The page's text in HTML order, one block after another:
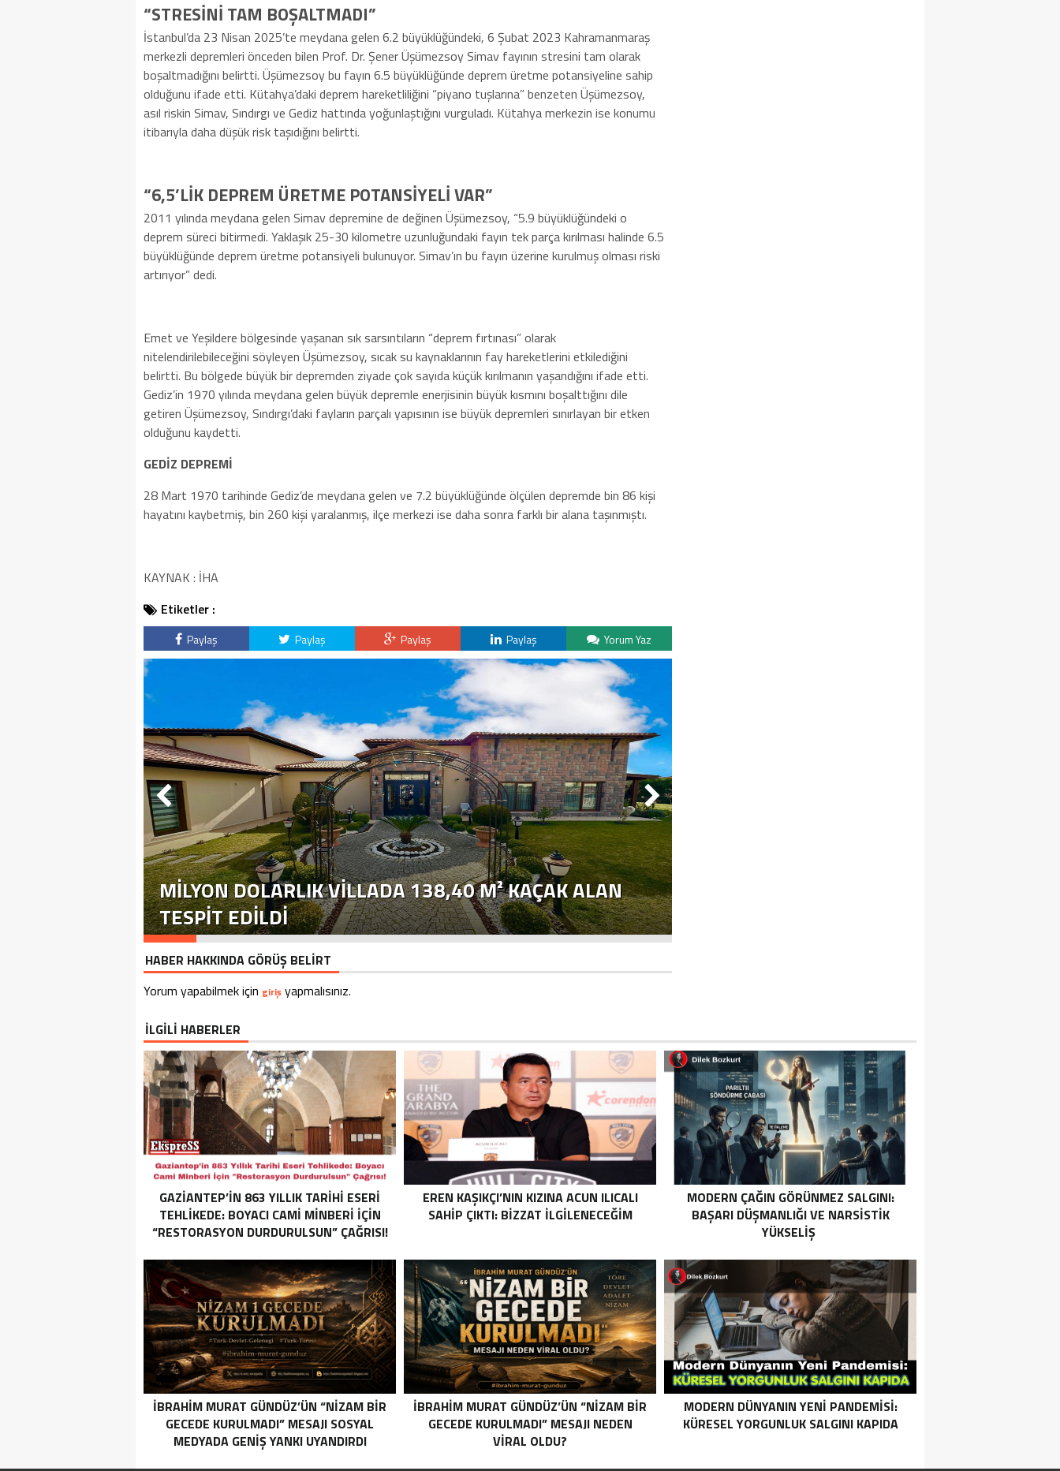
“STRESİNİ TAM BOŞALTMADI”
İstanbul’da 23 Nisan 2025’te meydana gelen 6.2 büyüklüğündeki, 6 Şubat 2023 Kahramanmaraş
merkezli depremleri önceden bilen Prof. Dr. Şener Üşümezsoy Simav fayının stresini tam olarak
boşaltmadığını belirtti. Üşümezsoy bu fayın 6.5 büyüklüğünde deprem üretme potansiyeline sahip
olduğunu ifade etti. Kütahya’daki deprem hareketliliğini “piyano tuşlarına” benzeten Üşümezsoy,
asıl riskin Simav, Sındırgı ve Gediz hattında yoğunlaştığını vurguladı. Kütahya merkezin ise konumu
itibarıyla daha düşük risk taşıdığını belirtti.
“6,5’LİK DEPREM ÜRETME POTANSİYELİ VAR”
2011 yılında meydana gelen Simav depremine de değinen Üşümezsoy, “5.9 büyüklüğündeki o
deprem süreci bitirmedi. Yaklaşık 25-30 kilometre uzunluğundaki fayın tek parça kırılması halinde 6.5
büyüklüğünde deprem üretme potansiyeli bulunuyor. Simav’ın bu fayın üzerine kurulmuş olması riski
artırıyor” dedi.
Emet ve Yeşildere bölgesinde yaşanan sık sarsıntıların “deprem fırtınası” olarak
nitelendirilebileceğini söyleyen Üşümezsoy, sıcak su kaynaklarının fay hareketlerini etkilediğini
belirtti. Bu bölgede büyük bir depremden ziyade çok sayıda küçük kırılmanın yaşandığını ifade etti.
Gediz’in 1970 yılında meydana gelen büyük depremle enerjisinin büyük kısmını boşalttığını dile
getiren Üşümezsoy, Sındırgı’daki fayların parçalı yapısının ise büyük depremleri sınırlayan bir etken
olduğunu kaydetti.
GEDİZ DEPREMİ
28 Mart 1970 tarihinde Gediz’de meydana gelen ve 7.2 büyüklüğünde ölçülen depremde bin 86 kişi
hayatını kaybetmiş, bin 260 kişi yaralanmış, ilçe merkezi ise daha sonra farklı bir alana taşınmıştı.
KAYNAK : İHA
Etiketler :
Paylaş Paylaş Paylaş Paylaş Yorum Yaz
MILYON DOLARLIK VILLADA 138,40 M² KAÇAK ALAN
TESPIT EDILDI
HABER HAKKINDA GÖRÜŞ BELİRT
Yorum yapabilmek için giriş yapmalısınız.
İLGİLİ HABERLER
GAZIANTEP’IN 863 YILLIK TARIHI ESERI
TEHLIKEDE: BOYACI CAMI MINBERI İÇIN
“RESTORASYON DURDURULSUN” ÇAĞRISI!
EREN KAŞIKÇI’NIN KIZINA ACUN ILICALI
SAHIP ÇIKTI: BIZZAT ILGILENECEĞIM
MODERN ÇAĞIN GÖRÜNMEZ SALGINI:
BAŞARI DÜŞMANLIĞI VE NARSISTIK
YÜKSELIŞ
İBRAHIM MURAT GÜNDÜZ’ÜN “NIZAM BIR
GECEDE KURULMADI” MESAJI SOSYAL
MEDYADA GENIŞ YANKI UYANDIRDI
İBRAHIM MURAT GÜNDÜZ’ÜN “NIZAM BIR
GECEDE KURULMADI” MESAJI NEDEN
VIRAL OLDU?
MODERN DÜNYANIN YENI PANDEMISI:
KÜRESEL YORGUNLUK SALGINI KAPIDA